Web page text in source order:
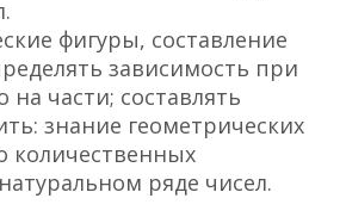
фигуры, составление
зависимость при
на части; составлять
знание геометрических
количественных
ряде чисел.